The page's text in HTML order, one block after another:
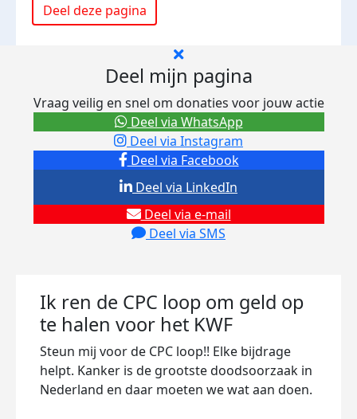
Deel deze pagina
Deel mijn pagina
Vraag veilig en snel om donaties voor jouw actie
Deel via Facebook
Deel via Instagram
Deel via e-mail
Deel via SMS
Deel via LinkedIn
Deel via WhatsApp
Ik ren de CPC loop om geld op
te halen voor het KWF
Steun mij voor de CPC loop!! Elke bijdrage
helpt. Kanker is de grootste doodsoorzaak in
Nederland en daar moeten we wat aan doen.